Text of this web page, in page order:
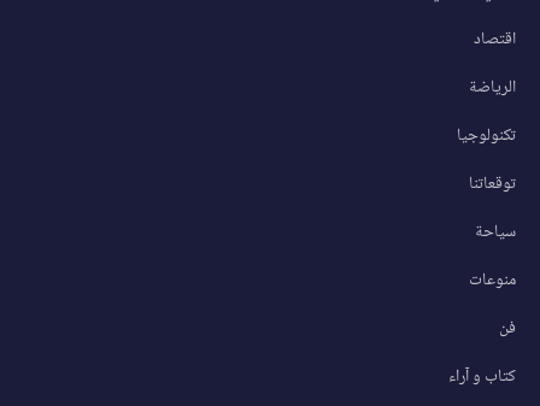
اقتصاد
الرياضة
تكنولوجيا
توقعاتنا
سياحة
منوعات
فن
كتاب و آراء